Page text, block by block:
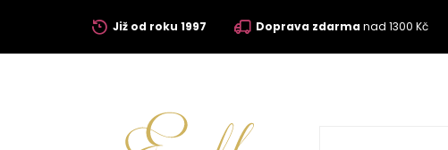
Již od roku 1997 Doprava zdarmanad 1300 Kč